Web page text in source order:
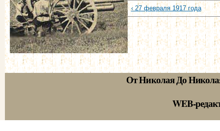
‹ 27 февраля 1917 года
От Николая До
WEB-